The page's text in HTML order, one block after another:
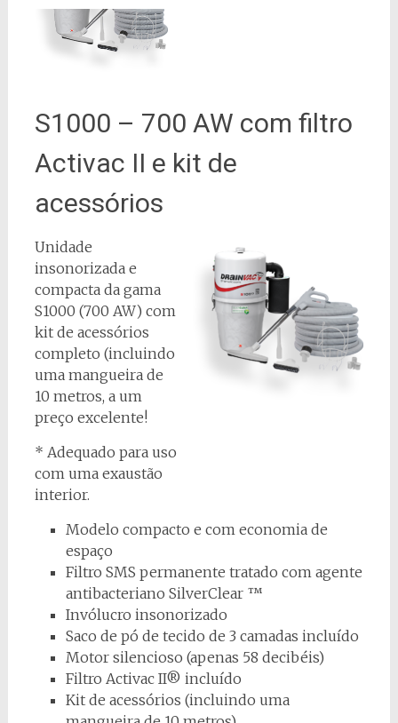
S1000 – 700 AW com filtro
Activac II e kit de
acessórios
Unidade
insonorizada e
compacta da gama
S1000 (700 AW) com
kit de acessórios
completo (incluindo
uma mangueira de
10 metros, a um
preço excelente!
* Adequado para uso
com uma exaustão
interior.
Modelo compacto e com economia de
espaço
Filtro SMS permanente tratado com agente
antibacteriano SilverClear ™
Invólucro insonorizado
Saco de pó de tecido de 3 camadas incluído
Motor silencioso (apenas 58 decibéis)
Filtro Activac II® incluído
Kit de acessórios (incluindo uma